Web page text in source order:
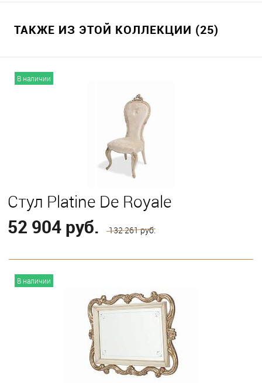
ТАКЖЕ ИЗ ЭТОЙ КОЛЛЕКЦИИ (25)
В наличии
Стул Platine De Royale
52 904 руб. 132 261 руб.
В наличии